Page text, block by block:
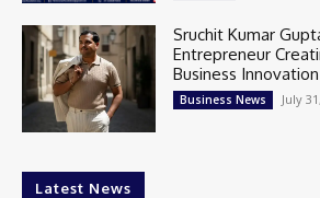
Sruchit Kumar
Entrepreneur
Business
Business News July
Latest News